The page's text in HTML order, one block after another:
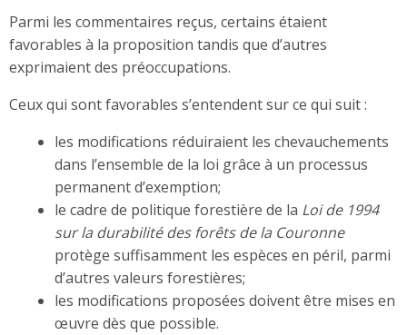
Parmi les commentaires reçus, certains étaient
favorables à la proposition tandis que d’autres
exprimaient des préoccupations.
Ceux qui sont favorables s’entendent sur ce qui suit :
les modifications réduiraient les chevauchements
dans l’ensemble de la loi grâce à un processus
permanent d’exemption;
le cadre de politique forestière de la Loi de 1994
sur la durabilité des forêts de la Couronne
protège suffisamment les espèces en péril, parmi
d’autres valeurs forestières;
les modifications proposées doivent être mises en
œuvre dès que possible.